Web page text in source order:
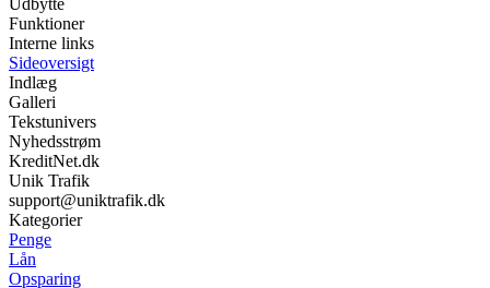
Udbytte
Funktioner
Interne links
Sideoversigt
Indlæg
Galleri
Tekstunivers
Nyhedsstrøm
KreditNet.dk
Unik Trafik
support@uniktrafik.dk
Kategorier
Penge
Lån
Opsparing